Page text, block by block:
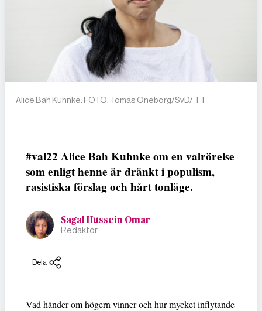
Alice Bah Kuhnke. FOTO: Tomas Oneborg/SvD/ TT
#val22 Alice Bah Kuhnke om en valrörelse
som enligt henne är dränkt i populism,
rasistiska förslag och hårt tonläge.
Sagal Hussein Omar
Redaktör
Dela
Vad händer om högern vinner och hur mycket inflytande